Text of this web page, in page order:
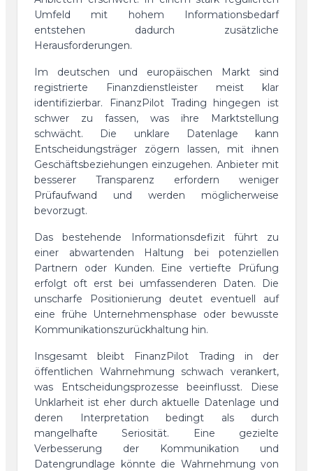
Umfeld mit hohem Informationsbedarf
entstehen dadurch zusätzliche
Herausforderungen.
Im deutschen und europäischen Markt sind
registrierte Finanzdienstleister meist klar
identifizierbar. FinanzPilot Trading hingegen ist
schwer zu fassen, was ihre Marktstellung
schwächt. Die unklare Datenlage kann
Entscheidungsträger zögern lassen, mit ihnen
Geschäftsbeziehungen einzugehen. Anbieter mit
besserer Transparenz erfordern weniger
Prüfaufwand und werden möglicherweise
bevorzugt.
Das bestehende Informationsdefizit führt zu
einer abwartenden Haltung bei potenziellen
Partnern oder Kunden. Eine vertiefte Prüfung
erfolgt oft erst bei umfassenderen Daten. Die
unscharfe Positionierung deutet eventuell auf
eine frühe Unternehmensphase oder bewusste
Kommunikationszurückhaltung hin.
Insgesamt bleibt FinanzPilot Trading in der
öffentlichen Wahrnehmung schwach verankert,
was Entscheidungsprozesse beeinflusst. Diese
Unklarheit ist eher durch aktuelle Datenlage und
deren Interpretation bedingt als durch
mangelhafte Seriosität. Eine gezielte
Verbesserung der Kommunikation und
Datengrundlage könnte die Wahrnehmung von